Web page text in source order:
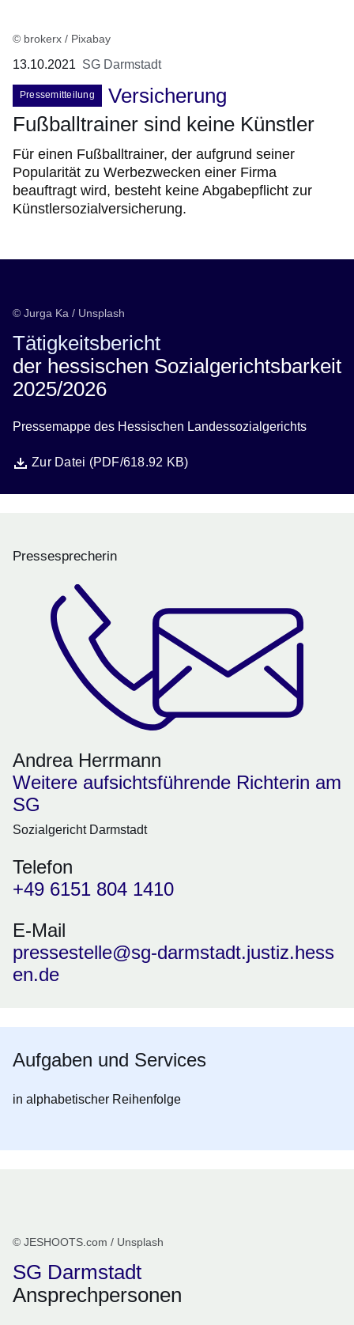
© brokerx / Pixabay
13.10.2021 SG Darmstadt
Pressemitteilung
Versicherung
Fußballtrainer sind keine Künstler
Für einen Fußballtrainer, der aufgrund seiner
Popularität zu Werbezwecken einer Firma
beauftragt wird, besteht keine Abgabepflicht zur
Künstlersozialversicherung.
© Jurga Ka / Unsplash
Tätigkeitsbericht
der hessischen Sozialgerichtsbarkeit
2025/2026
Pressemappe des Hessischen Landessozialgerichts
DateiZur Datei (PDF/618.92 KB)
Öffnet sich in einem neuen Fenster
Pressesprecherin
Andrea Herrmann
Weitere aufsichtsführende Richterin am
SG
Sozialgericht Darmstadt
Telefon
+49 6151 804 1410
E-Mail
pressestelle@sg-darmstadt.justiz.hess
en.de
Aufgaben und Services
in alphabetischer Reihenfolge
© JESHOOTS.com / Unsplash
SG Darmstadt
Ansprechpersonen